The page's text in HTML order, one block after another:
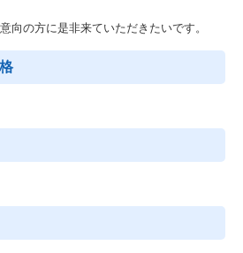
向の方に是非来ていただきたいです。